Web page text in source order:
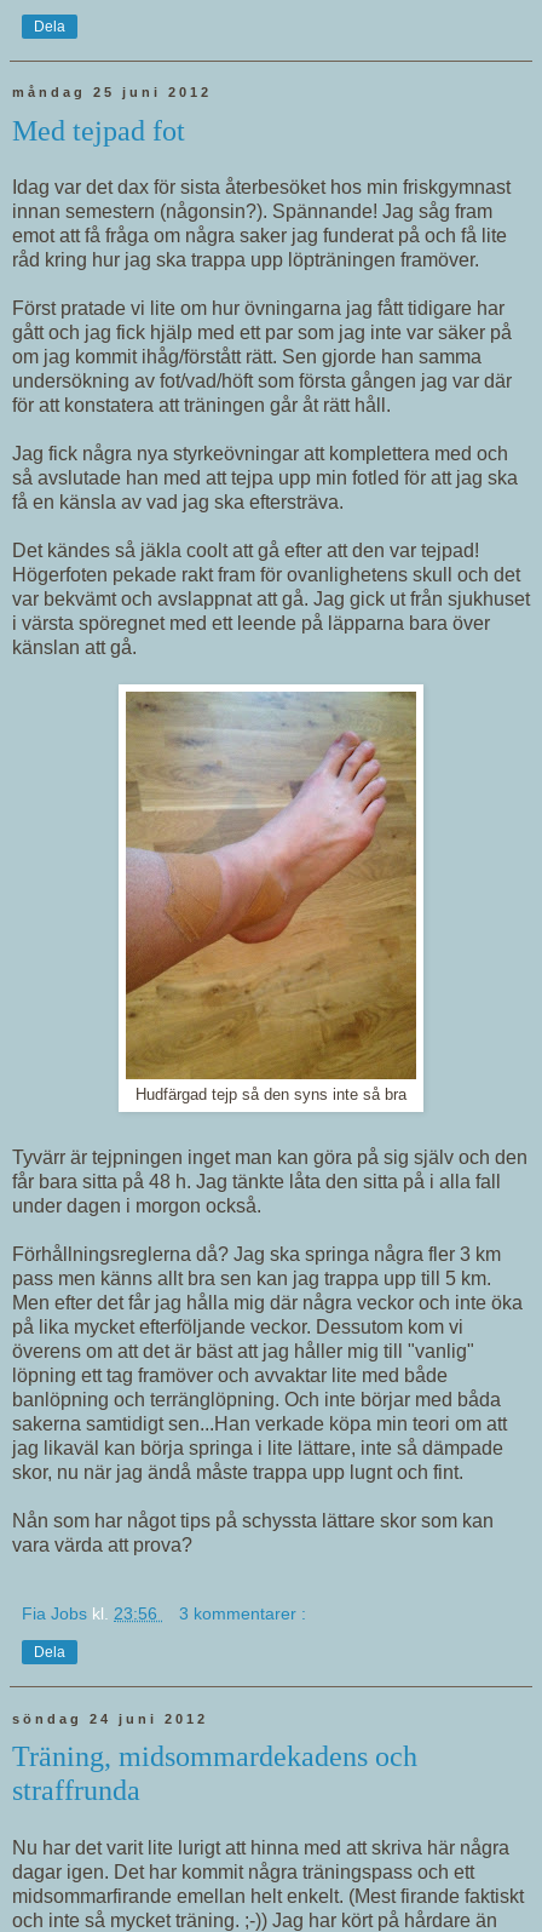
Dela
måndag 25 juni 2012
Med tejpad fot
Idag var det dax för sista återbesöket hos min friskgymnast
innan semestern (någonsin?). Spännande! Jag såg fram
emot att få fråga om några saker jag funderat på och få lite
råd kring hur jag ska trappa upp löpträningen framöver.
Först pratade vi lite om hur övningarna jag fått tidigare har
gått och jag fick hjälp med ett par som jag inte var säker på
om jag kommit ihåg/förstått rätt. Sen gjorde han samma
undersökning av fot/vad/höft som första gången jag var där
för att konstatera att träningen går åt rätt håll.
Jag fick några nya styrkeövningar att komplettera med och
så avslutade han med att tejpa upp min fotled för att jag ska
få en känsla av vad jag ska eftersträva.
Det kändes så jäkla coolt att gå efter att den var tejpad!
Högerfoten pekade rakt fram för ovanlighetens skull och det
var bekvämt och avslappnat att gå. Jag gick ut från sjukhuset
i värsta spöregnet med ett leende på läpparna bara över
känslan att gå.
Hudfärgad tejp så den syns inte så bra
Tyvärr är tejpningen inget man kan göra på sig själv och den
får bara sitta på 48 h. Jag tänkte låta den sitta på i alla fall
under dagen i morgon också.
Förhållningsreglerna då? Jag ska springa några fler 3 km
pass men känns allt bra sen kan jag trappa upp till 5 km.
Men efter det får jag hålla mig där några veckor och inte öka
på lika mycket efterföljande veckor. Dessutom kom vi
överens om att det är bäst att jag håller mig till "vanlig"
löpning ett tag framöver och avvaktar lite med både
banlöpning och terränglöpning. Och inte börjar med båda
sakerna samtidigt sen...Han verkade köpa min teori om att
jag likaväl kan börja springa i lite lättare, inte så dämpade
skor, nu när jag ändå måste trappa upp lugnt och fint.
Nån som har något tips på schyssta lättare skor som kan
vara värda att prova?
Fia Jobs kl. 23:56 3 kommentarer :
Dela
söndag 24 juni 2012
Träning, midsommardekadens och
straffrunda
Nu har det varit lite lurigt att hinna med att skriva här några
dagar igen. Det har kommit några träningspass och ett
midsommarfirande emellan helt enkelt. (Mest firande faktiskt
och inte så mycket träning. ;-)) Jag har kört på hårdare än